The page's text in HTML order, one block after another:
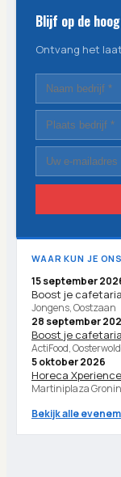
Blijf op de
Ontvang het
WAAR KUN JE
15 september
Boost je cafetaria
Jongens, Oostzaan
28 september
Boost je cafetaria
ActiFood,
5 oktober 2026
Horeca Xperience
Martiniplaza
Bekijk alle